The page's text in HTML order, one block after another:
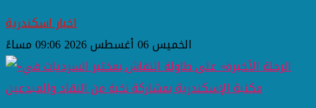
اخبار اسكندرية
الخميس 06 أغسطس 2026 09:06 مساءً